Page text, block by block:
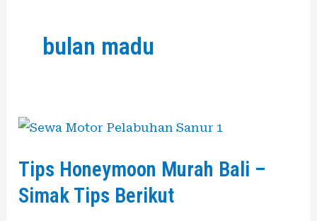
bulan madu
Tips Honeymoon Murah Bali –
Simak Tips Berikut
Tips
Murah
Bali